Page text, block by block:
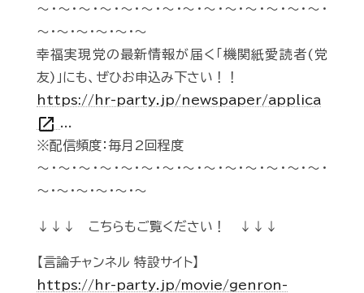
～・～・～・～・～・～・～・～・～・～・～・～・～・～・
～・～・～・～・～・～
幸福実現党の最新情報が届く「機関紙愛読者(党
友)」にも、ぜひお申込み下さい！！
https://hr-party.jp/newspaper/applica
open_in_new ...
※配信頻度：毎月2回程度
～・～・～・～・～・～・～・～・～・～・～・～・～・～・
～・～・～・～・～・～
↓↓↓ こちらもご覧ください！ ↓↓↓
【言論チャンネル 特設サイト】
https://hr-party.jp/movie/genron-